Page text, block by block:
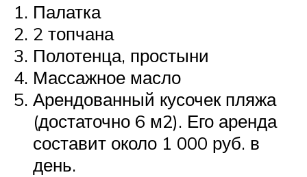
Палатка
2 топчана
Полотенца, простыни
Массажное масло
Арендованный кусочек пляжа
(достаточно 6 м2). Его аренда
составит около 1 000 руб. в
день.